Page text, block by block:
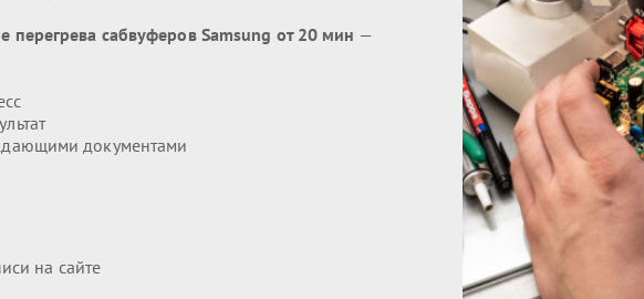
перегрева сабвуферов Samsung от 20 мин —
документами
на сайте